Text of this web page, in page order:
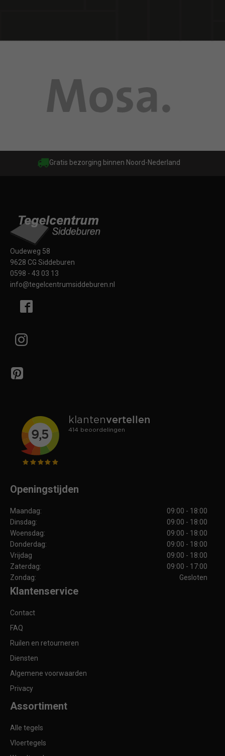
Gratis bezorging binnen Noord-Nederland
Oudeweg 58
9628 CG Siddeburen
0598 - 43 03 13
info@tegelcentrumsiddeburen.nl
Openingstijden
Maandag:
09:00 - 18:00
Dinsdag:
09:00 - 18:00
Woensdag:
09:00 - 18:00
Donderdag:
09:00 - 18:00
Vrijdag
09:00 - 18:00
Zaterdag:
09:00 - 17:00
Zondag:
Gesloten
Klantenservice
Contact
FAQ
Ruilen en retourneren
Diensten
Algemene voorwaarden
Privacy
Assortiment
Alle tegels
Vloertegels